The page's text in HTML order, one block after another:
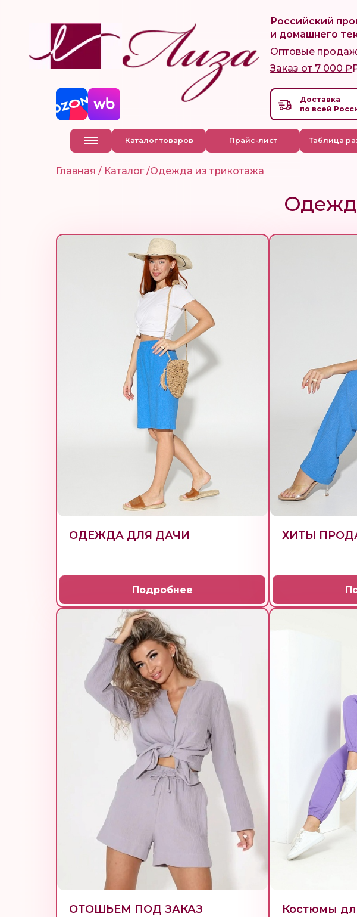
Российский
и домашнего
Оптовые
Заказ от 7 000 ₽
Доставка
по всей
Каталог товаров Прайс-лист Таблица
Главная / Каталог/Одежда из трикотажа
ОДЕЖДА ДЛЯ ДАЧИ
Подробнее
ХИТЫ
ОТОШЬЕМ ПОД ЗАКАЗ Костюмы